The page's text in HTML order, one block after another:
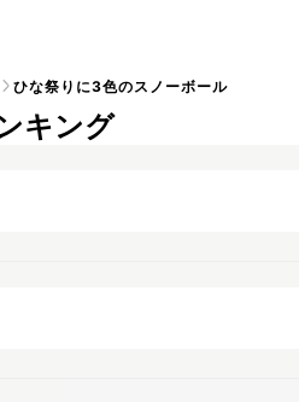
ひな祭りに3色のスノーボール
キング